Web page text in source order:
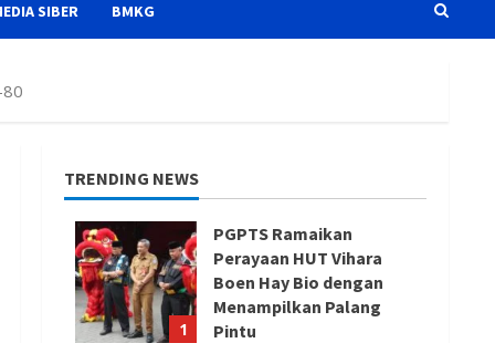
SIBER BMKG
TRENDING NEWS
1
PGPTS Ramaikan
Perayaan HUT Vihara
Boen Hay Bio dengan
Menampilkan Palang
Pintu